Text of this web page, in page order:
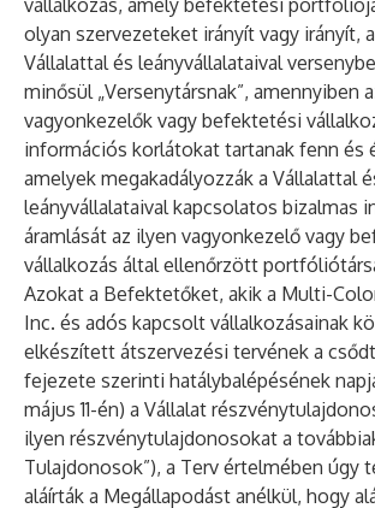
vállalkozás, amely befektetési
olyan szervezeteket irányít vagy irányít,
Vállalattal és leányvállalataival
minősül „Versenytársnak”, amennyiben
vagyonkezelők vagy befektetési
információs korlátokat tartanak fenn és
amelyek megakadályozzák a Vállalattal
leányvállalataival kapcsolatos bizalmas
áramlását az ilyen vagyonkezelő vagy
vállalkozás által ellenőrzött
Azokat a Befektetőket, akik a Multi-
Inc. és adós kapcsolt vállalkozásainak
elkészített átszervezési tervének a
fejezete szerinti hatálybalépésének
május 11-én) a Vállalat
ilyen részvénytulajdonosokat a
Tulajdonosok”), a Terv értelmében úgy
aláírták a Megállapodást anélkül, hogy